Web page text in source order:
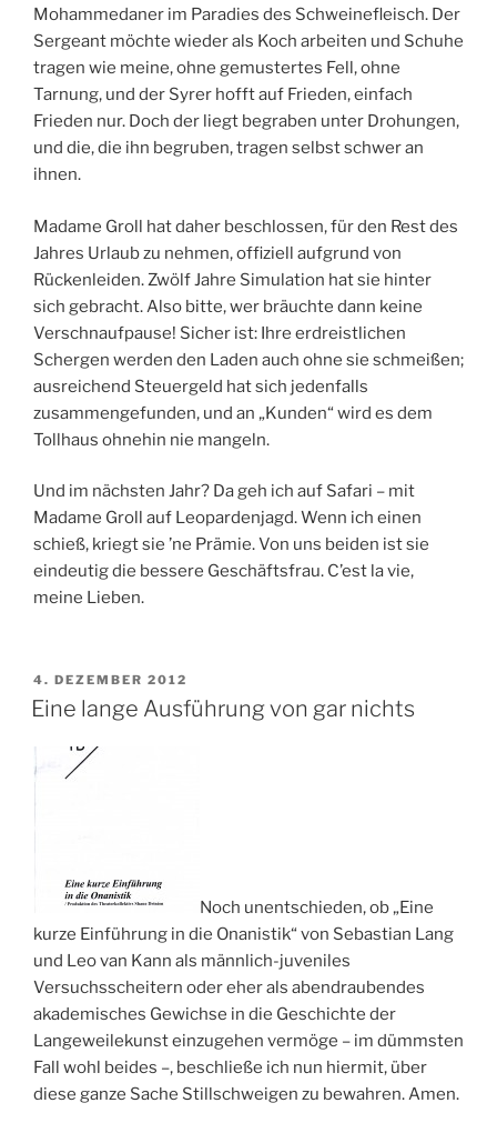
Mohammedaner im Paradies des Schweinefleisch. Der
Sergeant möchte wieder als Koch arbeiten und Schuhe
tragen wie meine, ohne gemustertes Fell, ohne
Tarnung, und der Syrer hofft auf Frieden, einfach
Frieden nur. Doch der liegt begraben unter Drohungen,
und die, die ihn begruben, tragen selbst schwer an
ihnen.
Madame Groll hat daher beschlossen, für den Rest des
Jahres Urlaub zu nehmen, offiziell aufgrund von
Rückenleiden. Zwölf Jahre Simulation hat sie hinter
sich gebracht. Also bitte, wer bräuchte dann keine
Verschnaufpause! Sicher ist: Ihre erdreistlichen
Schergen werden den Laden auch ohne sie schmeißen;
ausreichend Steuergeld hat sich jedenfalls
zusammengefunden, und an „Kunden“ wird es dem
Tollhaus ohnehin nie mangeln.
Und im nächsten Jahr? Da geh ich auf Safari – mit
Madame Groll auf Leopardenjagd. Wenn ich einen
schieß, kriegt sie ’ne Prämie. Von uns beiden ist sie
eindeutig die bessere Geschäftsfrau. C’est la vie,
meine Lieben.
VERÖFFENTLICHT
AM
4. DEZEMBER 2012
Eine lange Ausführung von gar nichts
Noch unentschieden, ob „Eine
kurze Einführung in die Onanistik“ von Sebastian Lang
und Leo van Kann als männlich-juveniles
Versuchsscheitern oder eher als abendraubendes
akademisches Gewichse in die Geschichte der
Langeweilekunst einzugehen vermöge – im dümmsten
Fall wohl beides –, beschließe ich nun hiermit, über
diese ganze Sache Stillschweigen zu bewahren. Amen.